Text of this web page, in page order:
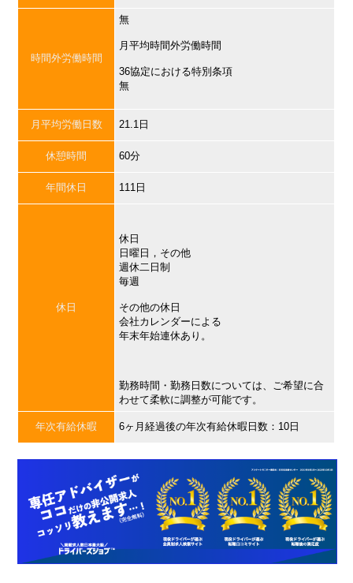
時間外労働時間
無
月平均時間外労働時間
36協定における特別条項
無
月平均労働日数 21.1日
休憩時間 60分
年間休日 111日
休日
休日
日曜日，その他
週休二日制
毎週
その他の休日
会社カレンダーによる
年末年始連休あり。
勤務時間・勤務日数については、ご希望に合
わせて柔軟に調整が可能です。
年次有給休暇 6ヶ月経過後の年次有給休暇日数：10日